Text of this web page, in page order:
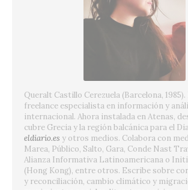
Queralt Castillo Cerezuela (Barcelona, 1985).
freelance especialista en información y
internacional. Ahora instalada en Atenas,
cubre Grecia y la región balcánica para el
eldiario.es y otros medios. Colabora con
Marea, Público, Salto, Gara, Conde Nast
Alianza Informativa Latinoamericana o
(Hong Kong), entre otros. Escribe sobre
y reconciliación, cambio climático y